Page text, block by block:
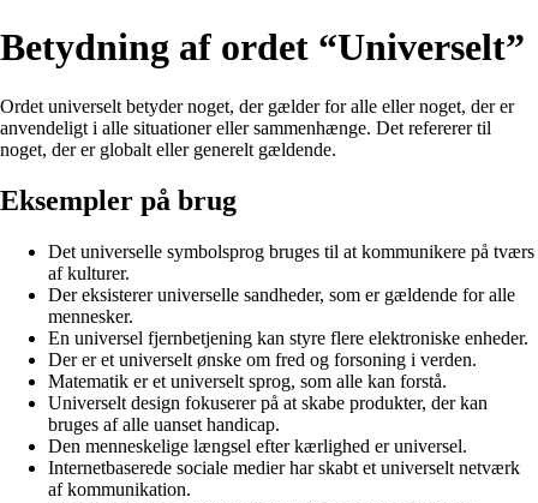
Betydning af ordet “Universelt”
Ordet universelt betyder noget, der gælder for alle eller noget, der er
anvendeligt i alle situationer eller sammenhænge. Det refererer til
noget, der er globalt eller generelt gældende.
Eksempler på brug
Det universelle symbolsprog bruges til at kommunikere på tværs
af kulturer.
Der eksisterer universelle sandheder, som er gældende for alle
mennesker.
En universel fjernbetjening kan styre flere elektroniske enheder.
Der er et universelt ønske om fred og forsoning i verden.
Matematik er et universelt sprog, som alle kan forstå.
Universelt design fokuserer på at skabe produkter, der kan
bruges af alle uanset handicap.
Den menneskelige længsel efter kærlighed er universel.
Internetbaserede sociale medier har skabt et universelt netværk
af kommunikation.